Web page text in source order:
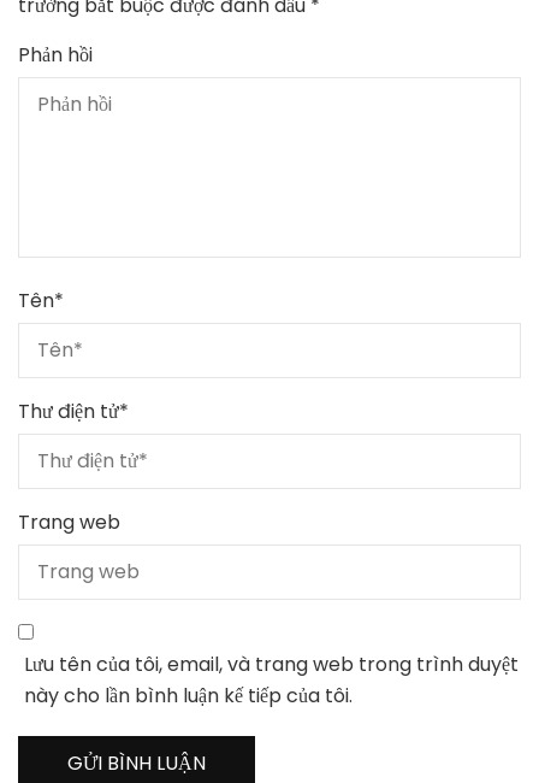
trường bắt buộc được đánh dấu *
Phản hồi
Tên*
Thư điện tử*
Trang web
Lưu tên của tôi, email, và trang web trong trình duyệt
này cho lần bình luận kế tiếp của tôi.